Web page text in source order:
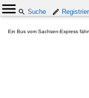
Suche
Ein Bus vom Sachsen-Express